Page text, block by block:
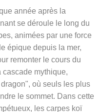
année après la
se déroule le long du
animées par une force
épique depuis la mer,
remonter le cours du
cascade mythique,
où seuls les plus
le sommet. Dans cette
les carpes koï